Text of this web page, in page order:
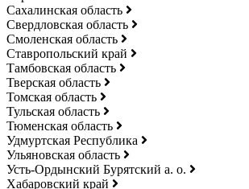
Сахалинская область
Свердловская область
Смоленская область
Ставропольский край
Тамбовская область
Тверская область
Томская область
Тульская область
Тюменская область
Удмуртская Республика
Ульяновская область
Усть-Ордынский Бурятский а. о.
Хабаровский край